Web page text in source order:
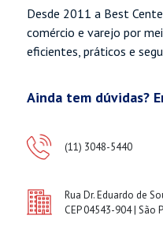
Desde 2011 a Best
comércio e varejo por
eficientes, práticos e
Ainda tem dúvidas?
(11) 3048-5440
Rua Dr. Eduardo de
CEP 04543-904 | São